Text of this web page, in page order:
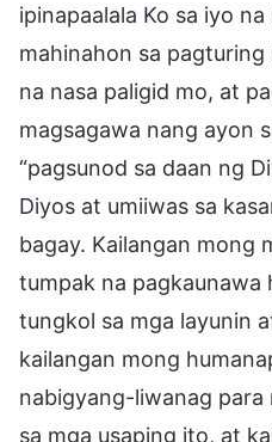
ipinapaalala Ko sa iyo
mahinahon sa
na nasa paligid mo, at
magsagawa nang ayon
“pagsunod sa daan ng
Diyos at umiiwas sa
bagay. Kailangan mong
tumpak na pagkaunawa
tungkol sa mga layunin
kailangan mong
nabigyang-liwanag para
sa mga usaping ito, at